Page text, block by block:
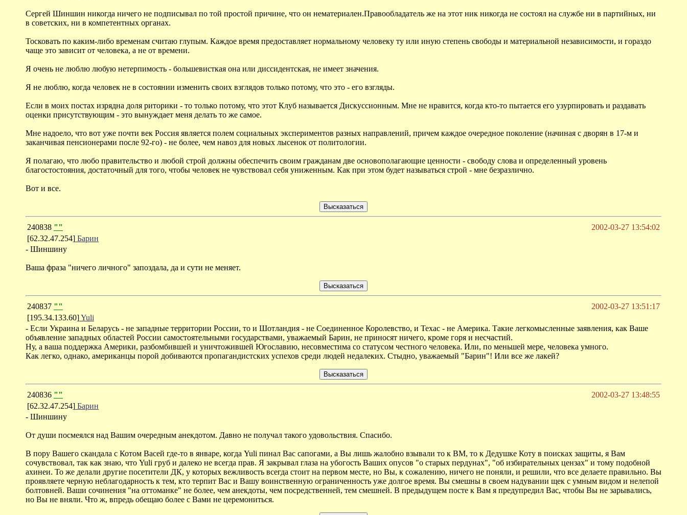
Сергей Шиншин никогда ничего не подписывал по той простой причине, что он нематериален.Правообладатель же на этот ник никогда не состоял на службе ни в партийных, ни
в советских, ни в компетентных органах.
Тосковать по каким-либо временам считаю глупым. Каждое время предоставляет нормальному человеку ту или иную степень свободы и материальной независимости, и гораздо
чаще это зависит от человека, а не от времени.
Я очень не люблю любую нетерпимость - большевисткая она или диссидентская, не имеет значения.
Я не люблю, когда человек не в состоянии изменить своих взглядов только потому, что это - его взгляды.
Если в моих постах изрядна доля риторики - то только потому, что этот Клуб называется Дискуссионным. Мне не нравится, когда кто-то пытается его узурпировать и раздавать
оценки присутствующим - это вынуждает меня делать то же самое.
Мне надоело, что вот уже почти век Россия является полем социальных экспериментов разных направлений, причем каждое очередное поколение (начиная с дворян в 17-м и
заканчивая пенсионерами после 92-го) - не более, чем навоз для новых лысенок от политологии.
Я полагаю, что любо правительство и любой строй должны обеспечить своим гражданам две основополагающие ценности - свободу слова и определенный уровень
благостостояния, достаточный для того, чтобы человек не чувствовал себя униженным. Как при этом будет называться строй - мне безразлично.
Вот и все.
240838 ""
2002-03-27 13:54:02
[62.32.47.254] Барин
- Шиншину
Ваша фраза "ничего личного" запоздала, да и сути не меняет.
240837 ""
2002-03-27 13:51:17
[195.34.133.60]Yuli
- Если Украина и Беларусь - не западные территории России, то и Шотландия - не Соединенное Королевство, и Техас - не Америка. Такие легкомысленные заявления, как Ваше
объявление западных областей России самостоятельными государствами, уважаемый Барин, не приносят ничего, кроме горя и несчастий.
Ну, а ваша поддержка Америки, разбомбившей и уничтожившей Югославию, несовместима со статусом честного человека. Или, по меньшей мере, человека умного.
Как легко, однако, американцы порой добиваются пропагандистских успехов среди людей недалеких. Стыдно, уважаемый "Барин"! Или все же лакей?
240836 ""
2002-03-27 13:48:55
[62.32.47.254] Барин
- Шиншину
От души посмеялся над Вашим очередным анекдотом. Давно не получал такого удовольствия. Спасибо.
В пору Вашего скандала с Котом Васей где-то в январе, когда Yuli пинал Вас сапогами, а Вы лишь жалобно взывали то к ВМ, то к Дедушке Коту в поисках защиты, я Вам
сочувствовал, так как знаю, что Yuli груб и далеко не всегда прав. Я закрывал глаза на убогость Ваших опусов "о старых пердунах", "об избирательных цензах" и тому подобной
ахинеи. То же делали другие посетители ДК, у которых вежливость всегда стоит на первом месте, но Вы, к сожалению, ничего не поняли, и решили, что все делаете правильно. Вы
проявляете черную неблагодарность к тем, кто терпит Вас и Вашу воинственную ограниченность уже долгое время. Вы смешны в своем надувании щек с умным видом и нелепой
болтовней. Ваши сочинения "на оттоманке" не более, чем анекдоты, чем посредственней, тем смешней. В предыдущем посте к Вам я предупредил Вас, чтобы Вы не зарывались,
но Вы не вняли. Что ж, впредь обещаю более с Вами не церемониться.